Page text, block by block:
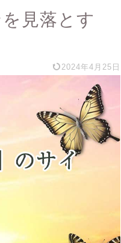
見落とす
2024年4月25日